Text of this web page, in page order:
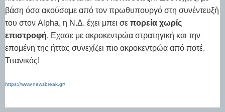
βάση όσα ακούσαμε από τον πρωθυπουργό στη συνέντευξή
του στον Alpha, η Ν.Δ. έχει μπει σε πορεία χωρίς
επιστροφή. Εχασε με ακροκεντρώα στρατηγική και την
επομένη της ήττας συνεχίζει πιο ακροκεντρώα από ποτέ.
Τιτανικός!
https://www.newsbreak.gr/